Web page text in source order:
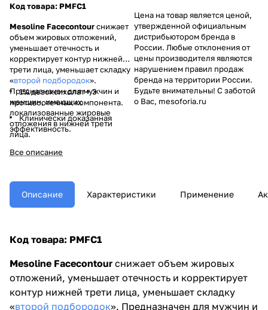
Код товара: PMFC1
Mesoline Facecontourснижает
объем жировых отложений,
уменьшает отечность и
корректирует контур нижней
трети лица, уменьшает складку
«второй подбородок».
Предназначен для мужчин и
женщин, имеющих
локализованные жировые
отложения в нижней трети
лица.
1% дезоксихолат + 3
противоотечных компонента.
Клинически доказанная
эффективность.
Рекомендованная частота
применения – 1 раз в месяц.
эффекта уже после 1-2
процедур.
Преимущественно для
жировые отложения в нижней
Все описание
Цена на товар является ценой,
утвержденной официальным
дистрибьютором бренда в
России. Любые отклонения от
цены производителя являются
нарушением правил продаж
бренда на территории России.
Будьте внимательны! С заботой
о Вас, mesoforia.ru
Описание Характеристики Применение
Код товара: PMFC1
Mesoline Facecontour снижает объем жировых
отложений, уменьшает отечность и корректирует
контур нижней трети лица, уменьшает складку
«второй подбородок». Предназначен для мужчин и